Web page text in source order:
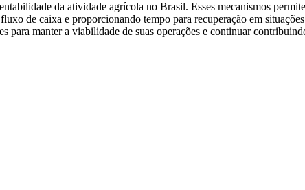
da atividade agrícola no Brasil. Esses mecanismos
de caixa e proporcionando tempo para recuperação em
para manter a viabilidade de suas operações e continuar